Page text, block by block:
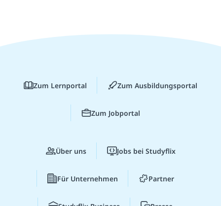
Zum Lernportal Zum Ausbildungsportal
Zum Jobportal
Über uns Jobs bei Studyflix
Für Unternehmen Partner